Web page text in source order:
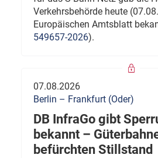
Verkehrsbehörde heute
Europäischen Amtsblatt
549657-2026).
07.08.2026
Berlin – Frankfurt (Oder)
DB InfraGo gibt
bekannt –
befürchten Stillstand